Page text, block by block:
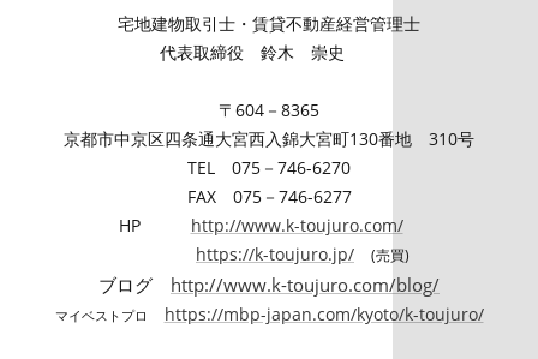
宅地建物取引士・賃貸不動産経営管理士
代表取締役 鈴木 崇史
〒604－8365
京都市中京区四条通大宮西入錦大宮町130番地 310号
TEL 075－746-6270
FAX 075－746-6277
HP http://www.k-toujuro.com/
https://k-toujuro.jp/
(売買)
ブログ http://www.k-toujuro.com/blog/
マイベストプロ https://mbp-japan.com/kyoto/k-toujuro/